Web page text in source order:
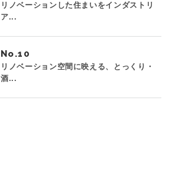
リノベーションした住まいをインダストリ
ア...
No.
リノベーション空間に映える、とっくり・
酒...